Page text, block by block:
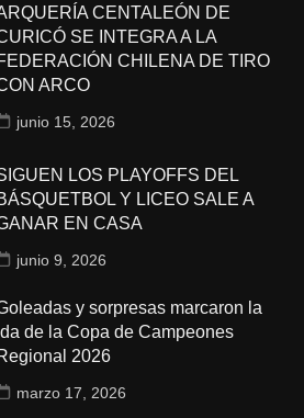
CENTALEÓN DE
SE INTEGRA A LA
CHILENA DE TIRO
ARCO
junio 15, 2026
LOS PLAYOFFS DEL
Y LICEO SALE A
EN CASA
junio 9, 2026
y sorpresas marcaron la
de la Copa de Campeones
2026
marzo 17, 2026